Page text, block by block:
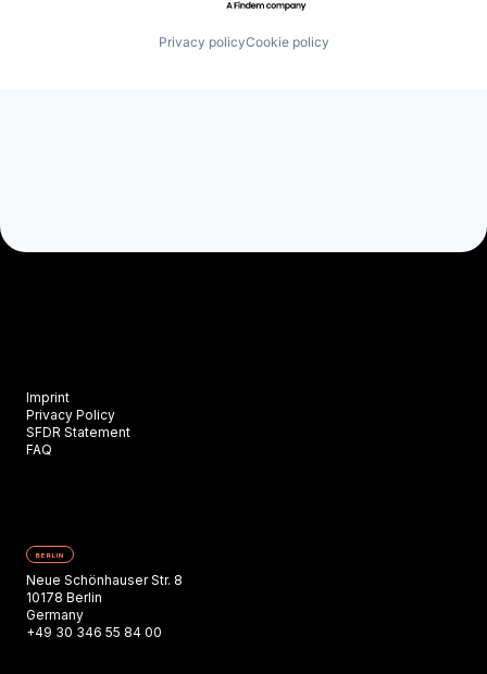
Privacy policyCookie policy
Imprint
Privacy Policy
SFDR Statement
FAQ
BERLIN
Neue Schönhauser Str. 8
10178 Berlin
Germany
+49 30 346 55 84 00